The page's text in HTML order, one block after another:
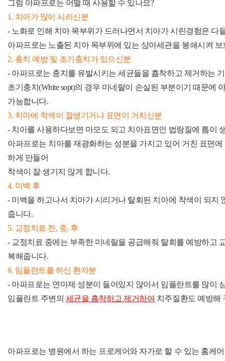
그럼 아파프로는 어떨 때 사용할 수 있나요?
1. 치아가 많이 시리신분
- 노화로 인해 치아 목부위가 드러나면서 치아가 시린경험은 다
아파프로는 노출된 치아 목부위에 있는 상아세관을 봉쇄시켜
2. 충치 예방 및 초기충치가 있으신분
- 아파프로는 충치를 유발시키는 세균들을 흡착하고 제거하는
초기충치(White sopt)의 경우 미네랄이 손실된 부분이기 때문에
가능합니다.
3. 치아에 착색이 잘생기거나 표면이 거치신분
- 치아를 사용하다보면 마모도 되고 치아표면인 법랑질에 틈이
아파프로는 치아를 재광화하는 성분을 가지고 있어 거친 표면
하게 만들어
착색이 잘 생기지 않게 합니다.
4. 미백 후
- 미백을 하고나서 치아가 시리거나 탈회된 치아에 착색이 되지
줍니다.
5. 교정치료 전, 중, 후
- 교정치료 중에는 부족한 미네랄을 공급해줘 탈회를 예방하고
복해줍니다.
6. 임플란트를 하신 환자분
- 아파프로는 연마제 성분이 들어있지 않아서 임플란트를 많이
임플란트 주변의 세균을 흡착하고 제거하여 치주질환도 예방해
아파프로는 병원에서 하는 프로케어와 자가로 할 수 있는 홈케